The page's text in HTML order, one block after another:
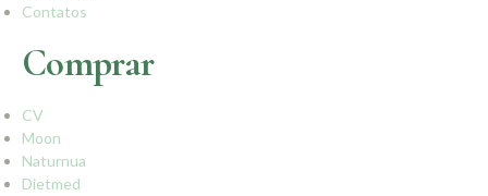
Contatos
Comprar
CV
Moon
Naturnua
Dietmed